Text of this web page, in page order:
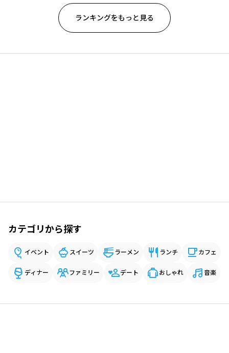
ランキングをもっと見る
カテゴリから探す
イベント スイーツ ラーメン ランチ カフェ
ディナー ファミリー デート おしゃれ 音楽